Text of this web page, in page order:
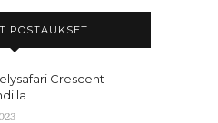
POSTAUKSET
Crescent